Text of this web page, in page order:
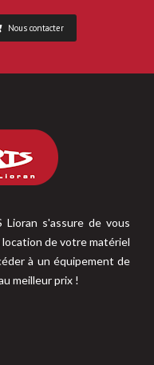
Nous contacter
Lioran s'assure de vous
de votre matériel
à un équipement de
meilleur prix !